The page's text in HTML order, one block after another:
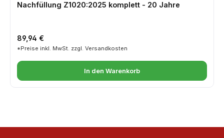
Nachfüllung Z1020:2025 komplett - 20 Jahre
Regulärer Preis:
89,94 €
*Preise inkl. MwSt. zzgl. Versandkosten
In den Warenkorb